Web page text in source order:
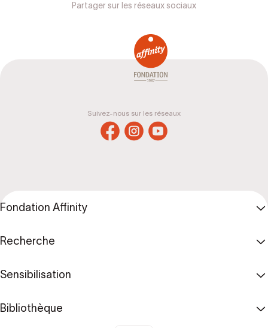
Partager sur les réseaux sociaux
Suivez-nous sur les réseaux
Fondation Affinity
Recherche
Sensibilisation
Bibliothèque